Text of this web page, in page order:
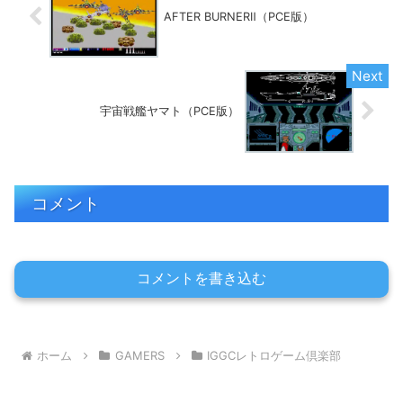
AFTER BURNERⅡ（PCE版）
宇宙戦艦ヤマト（PCE版）
コメント
コメントを書き込む
ホーム GAMERS IGGCレトロゲーム倶楽部